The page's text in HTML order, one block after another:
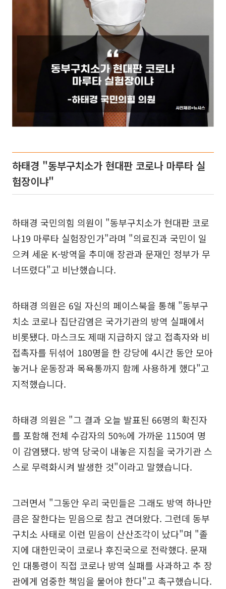
하태경 "동부구치소가 현대판 코로나 마루타 실
험장이냐"
하태경 국민의힘 의원이 "동부구치소가 현대판 코로
나19 마루타 실험장인가"라며 "의료진과 국민이 일
으켜 세운 K-방역을 추미애 장관과 문재인 정부가 무
너뜨렸다"고 비난했습니다.
하태경 의원은 6일 자신의 페이스북을 통해 "동부구
치소 코로나 집단감염은 국가기관의 방역 실패에서
비롯됐다. 마스크도 제때 지급하지 않고 접촉자와 비
접촉자를 뒤섞어 180명을 한 강당에 4시간 동안 모아
놓거나 운동장과 목욕통까지 함께 사용하게 했다"고
지적했습니다.
하태경 의원은 "그 결과 오늘 발표된 66명의 확진자
를 포함해 전체 수감자의 50%에 가까운 1150여 명
이 감염됐다. 방역 당국이 내놓은 지침을 국가기관 스
스로 무력화시켜 발생한 것"이라고 말했습니다.
그러면서 "그동안 우리 국민들은 그래도 방역 하나만
큼은 잘한다는 믿음으로 참고 견뎌왔다. 그런데 동부
구치소 사태로 이런 믿음이 산산조각이 났다"며 "졸
지에 대한민국이 코로나 후진국으로 전락했다. 문재
인 대통령이 직접 코로나 방역 실패를 사과하고 추 장
관에게 엄중한 책임을 물어야 한다"고 촉구했습니다.